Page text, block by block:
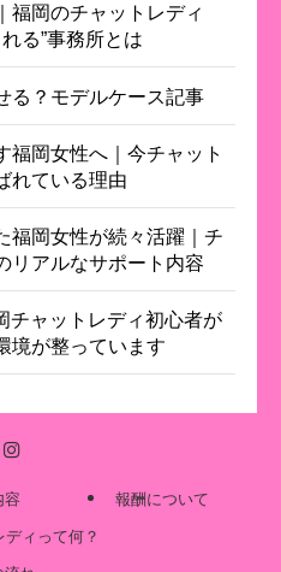
福岡のチャットレディ
る”事務所とは
る？モデルケース記事
福岡女性へ｜今チャット
れている理由
福岡女性が続々活躍｜チ
リアルなサポート内容
チャットレディ初心者が
境が整っています
容
ディって何？
報酬について